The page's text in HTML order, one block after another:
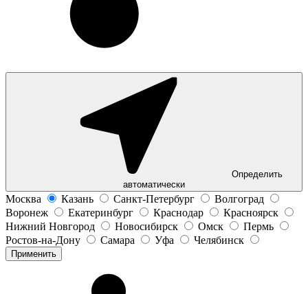
Определить
автоматически
Москва Казань Санкт-Петербург
Волгоград
Воронеж
Екатеринбург Краснодар
Красноярск
Нижний Новгород
Новосибирск Омск
Пермь
Ростов-на-Дону
Самара Уфа Челябинск
Применить